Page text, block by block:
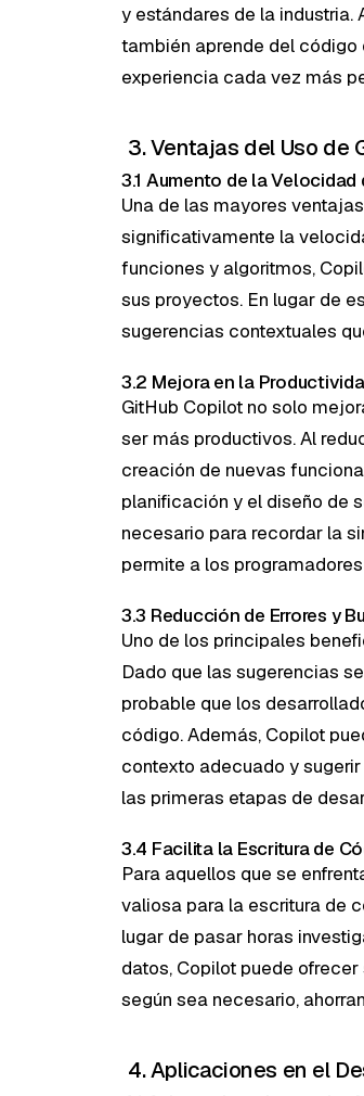
y estándares de la industria.
también aprende del código
experiencia cada vez más
3. Ventajas del Uso de
3.1 Aumento de la Velocidad
Una de las mayores
significativamente la
funciones y algoritmos,
sus proyectos. En lugar de
sugerencias contextuales
3.2 Mejora en la
GitHub Copilot no solo
ser más productivos. Al
creación de nuevas
planificación y el diseño de
necesario para recordar la
permite a los
3.3 Reducción de Errores y
Uno de los principales
Dado que las sugerencias
probable que los
código. Además, Copilot
contexto adecuado y
las primeras etapas de
3.4 Facilita la Escritura de
Para aquellos que se
valiosa para la escritura de
lugar de pasar horas
datos, Copilot puede
según sea necesario,
4. Aplicaciones en el